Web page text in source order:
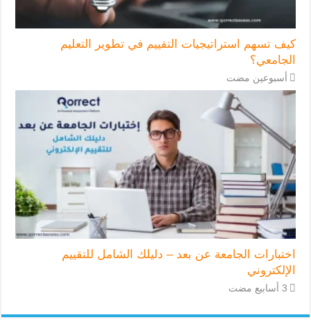
كيف تسهم استراتيجيات التقييم في تطوير التعليم
الجامعي؟
‏أسبوعين مضت
اختبارات الجامعة عن بعد – دليلك الشامل للتقييم
الإلكتروني